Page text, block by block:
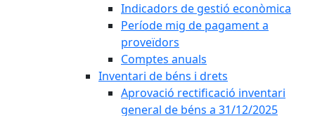
Indicadors de gestió econòmica
Període mig de pagament a
proveïdors
Comptes anuals
Inventari de béns i drets
Aprovació rectificació inventari
general de béns a 31/12/2025